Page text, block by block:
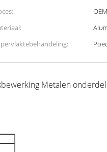
Metalen